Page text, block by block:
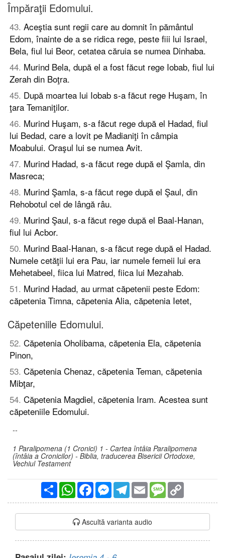
Împăraţii Edomului.
43. Aceştia sunt regii care au domnit în pământul
Edom, înainte de a se ridica rege, peste fiii lui Israel,
Bela, fiul lui Beor, cetatea căruia se numea Dinhaba.
44. Murind Bela, după el a fost făcut rege Iobab, fiul lui
Zerah din Boţra.
45. După moartea lui Iobab s-a făcut rege Huşam, în
ţara Temaniţilor.
46. Murind Huşam, s-a făcut rege după el Hadad, fiul
lui Bedad, care a lovit pe Madianiţi în câmpia
Moabului. Oraşul lui se numea Avit.
47. Murind Hadad, s-a făcut rege după el Şamla, din
Masreca;
48. Murind Şamla, s-a făcut rege după el Şaul, din
Rehobotul cel de lângă râu.
49. Murind Şaul, s-a făcut rege după el Baal-Hanan,
fiul lui Acbor.
50. Murind Baal-Hanan, s-a făcut rege după el Hadad.
Numele cetăţii lui era Pau, iar numele femeii lui era
Mehetabeel, fiica lui Matred, fiica lui Mezahab.
51. Murind Hadad, au urmat căpetenii peste Edom:
căpetenia Timna, căpetenia Alia, căpetenia Ietet,
Căpeteniile Edomului.
52. Căpetenia Oholibama, căpetenia Ela, căpetenia
Pinon,
53. Căpetenia Chenaz, căpetenia Teman, căpetenia
Mibţar,
54. Căpetenia Magdiel, căpetenia Iram. Acestea sunt
căpeteniile Edomului.
--
1 Paralipomena (1 Cronici) 1 - Cartea întâia Paralipomena
(întâia a Cronicilor) - Biblia, traducerea Bisericii Ortodoxe,
Vechiul Testament
PartajareWhatsAppFacebookMessengerTelegram
Email Message
Ascultă varianta audio